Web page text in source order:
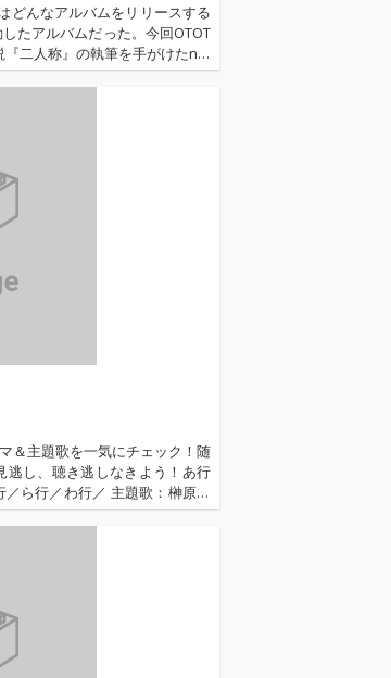
どんなアルバムをリリースする
たアルバムだった。今回OTOT
二人称』の執筆を手がけたn-b
構造や核心についてなど若干の
観なく楽しむため、小説/アル
＆主題歌を一気にチェック！随
逃し、聴き逃しなきよう！あ行
ら行／わ行／ 主題歌：榊原ゆ
ンセンスナンセンス」...…